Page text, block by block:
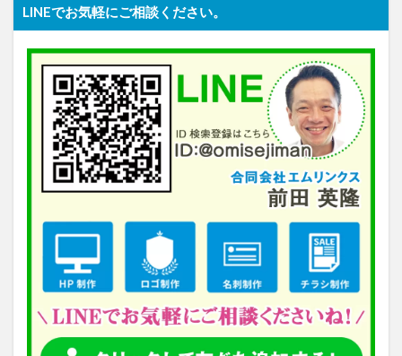
LINEでお気軽にご相談ください。